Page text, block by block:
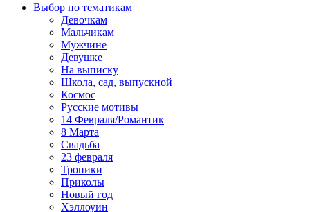
Выбор по тематикам
Девочкам
Мальчикам
Мужчине
Девушке
На выписку
Школа, сад, выпускной
Космос
Русские мотивы
14 Февраля/Романтик
8 Марта
Свадьба
23 февраля
Тропики
Приколы
Новый год
Хэллоуин